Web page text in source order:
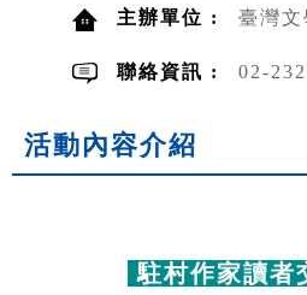
主辦單位 : 臺灣文
聯絡資訊 : 02-
活動內容介紹
駐村作家讀者